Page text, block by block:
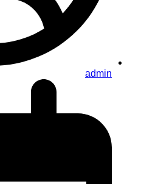
admin